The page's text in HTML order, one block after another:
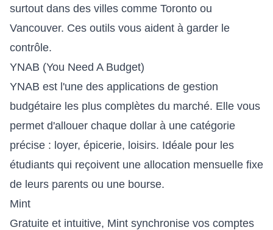
surtout dans des villes comme Toronto ou
Vancouver. Ces outils vous aident à garder le
contrôle.
YNAB (You Need A Budget)
YNAB est l'une des applications de gestion
budgétaire les plus complètes du marché. Elle vous
permet d'allouer chaque dollar à une catégorie
précise : loyer, épicerie, loisirs. Idéale pour les
étudiants qui reçoivent une allocation mensuelle fixe
de leurs parents ou une bourse.
Mint
Gratuite et intuitive, Mint synchronise vos comptes